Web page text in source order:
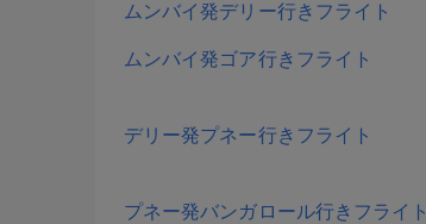
ムンバイ発デリー行きフライト
ムンバイ発ゴア行きフライト
デリー発プネー行きフライト
プネー発バンガロール行きフライト